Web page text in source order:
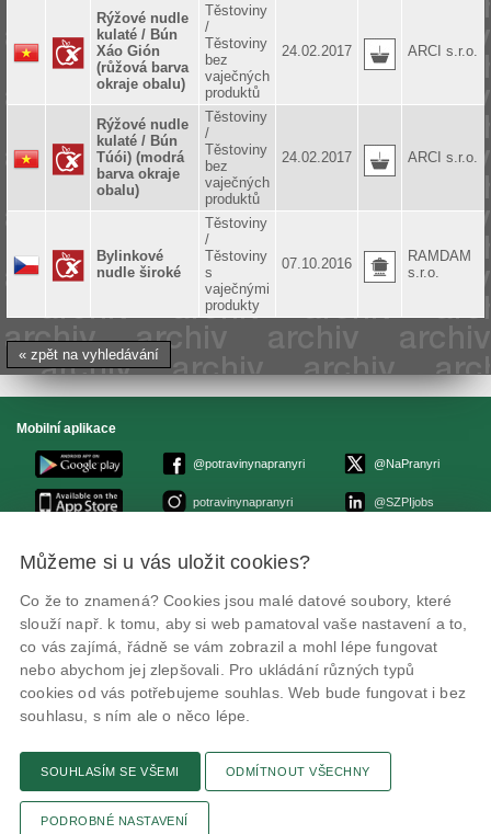
Rýžové nudle
kulaté / Bún
Xáo Gión
(růžová barva
okraje obalu)
Těstoviny
/
Těstoviny
bez
vaječných
produktů
24.02.2017 ARCI s.r.o.
Rýžové nudle
kulaté / Bún
Túói) (modrá
barva okraje
obalu)
Těstoviny
/
Těstoviny
bez
vaječných
produktů
24.02.2017 ARCI s.r.o.
Bylinkové
nudle široké
Těstoviny
/
Těstoviny
s
vaječnými
produkty
07.10.2016
RAMDAM
s.r.o.
« zpět na vyhledávání
Mobilní aplikace
@potravinynapranyri
potravinynapranyri
@NaPranyri
@SZPIjobs
© Státní zemědělská a potravinářská inspekce 2026
ID datové schránky: avraiqg
IČO: 75014149, DIČ: CZ75014149
Zásady ochrany soukromí
Nastavení cookies
Připomínky Novinky Odkaz
Můžeme si u vás uložit cookies?
Co že to znamená? Cookies jsou malé datové soubory, které
slouží např. k tomu, aby si web pamatoval vaše nastavení a to,
co vás zajímá, řádně se vám zobrazil a mohl lépe fungovat
nebo abychom jej zlepšovali. Pro ukládání různých typů
cookies od vás potřebujeme souhlas. Web bude fungovat i bez
souhlasu, s ním ale o něco lépe.
SOUHLASÍM SE VŠEMI ODMÍTNOUT VŠECHNY
PODROBNÉ NASTAVENÍ